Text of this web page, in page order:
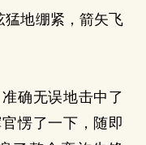
地绷紧，箭矢飞
确无误地击中了
愣了一下，随即